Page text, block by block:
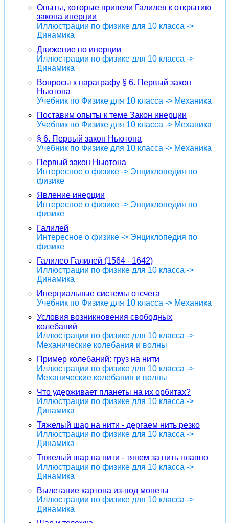
Опыты, которые привели Галилея к открытию
закона инерции
Иллюстрации по физике для 10 класса ->
Динамика
Движение по инерции
Иллюстрации по физике для 10 класса ->
Динамика
Вопросы к параграфу § 6. Первый закон
Ньютона
Учебник по Физике для 10 класса -> Механика
Поставим опыты к теме Закон инерции
Учебник по Физике для 10 класса -> Механика
§ 6. Первый закон Ньютона
Учебник по Физике для 10 класса -> Механика
Первый закон Ньютона
Интересное о физике -> Энциклопедия по
физике
Явление инерции
Интересное о физике -> Энциклопедия по
физике
Галилей
Интересное о физике -> Энциклопедия по
физике
Галилео Галилей (1564 - 1642)
Иллюстрации по физике для 10 класса ->
Динамика
Инерциальные системы отсчета
Учебник по Физике для 10 класса -> Механика
Условия возникновения свободных
колебаний
Иллюстрации по физике для 10 класса ->
Механические колебания и волны
Пример колебаний: груз на нити
Иллюстрации по физике для 10 класса ->
Механические колебания и волны
Что удерживает планеты на их орбитах?
Иллюстрации по физике для 10 класса ->
Динамика
Тяжелый шар на нити - дергаем нить резко
Иллюстрации по физике для 10 класса ->
Динамика
Тяжелый шар на нити - тянем за нить плавно
Иллюстрации по физике для 10 класса ->
Динамика
Вылетание картона из-под монеты
Иллюстрации по физике для 10 класса ->
Динамика